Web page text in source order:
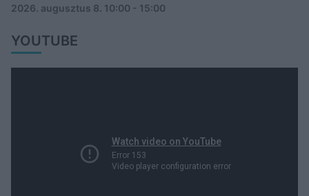
2026. augusztus 8. 10:00 - 15:00
YOUTUBE